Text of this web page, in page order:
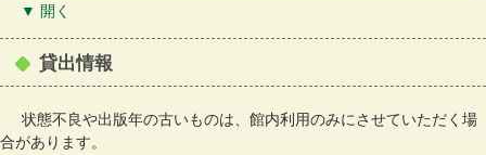
▼ 開く
貸出情報
状態不良や出版年の古いものは、館内利用のみにさせていただく場
合があります。